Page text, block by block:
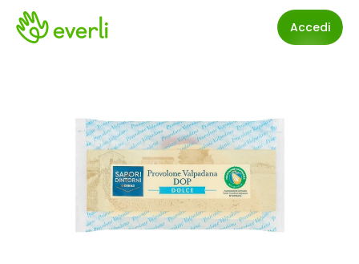
Accedi